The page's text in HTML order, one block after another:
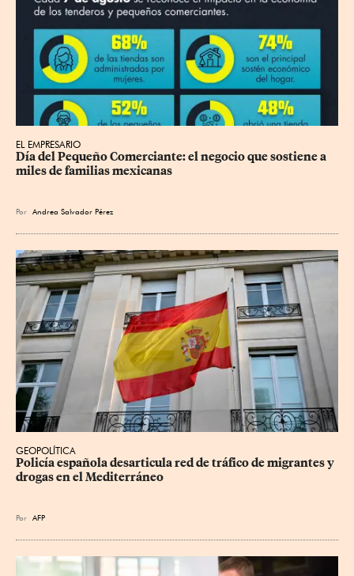
EL EMPRESARIO
Día del Pequeño Comerciante: el negocio que sostiene a
miles de familias mexicanas
Por Andrea Salvador Pérez
GEOPOLÍTICA
Policía española desarticula red de tráfico de migrantes y
drogas en el Mediterráneo
Por AFP